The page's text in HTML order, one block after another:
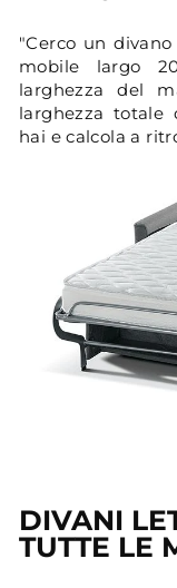
"Cerco un
mobile largo
larghezza del
larghezza totale
hai e calcola a
DIVANI
TUTTE LE